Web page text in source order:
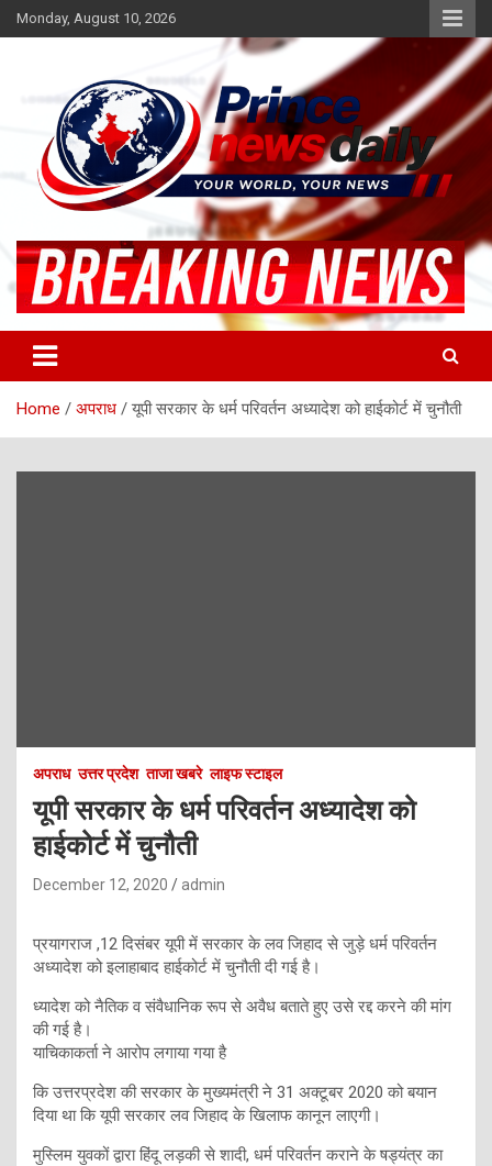
Skip
to
Monday, August 10, 2026
Princenews Daily
Home अपराध यूपी सरकार के धर्म परिवर्तन अध्यादेश को हाईकोर्ट में चुनौती
अपराध उत्तर प्रदेश ताजा खबरे लाइफ स्टाइल
यूपी सरकार के धर्म परिवर्तन अध्यादेश को
हाईकोर्ट में चुनौती
December 12, 2020 admin
प्रयागराज ,12 दिसंबर यूपी में सरकार के लव जिहाद से जुड़े धर्म परिवर्तन
अध्यादेश को इलाहाबाद हाईकोर्ट में चुनौती दी गई है।
ध्यादेश को नैतिक व संवैधानिक रूप से अवैध बताते हुए उसे रद्द करने की मांग
की गई है।
याचिकाकर्ता ने आरोप लगाया गया है
कि उत्तरप्रदेश की सरकार के मुख्यमंत्री ने 31 अक्टूबर 2020 को बयान
दिया था कि यूपी सरकार लव जिहाद के खिलाफ कानून लाएगी।
मुस्लिम युवकों द्वारा हिंदू लड़की से शादी, धर्म परिवर्तन कराने के षड्यंत्र का